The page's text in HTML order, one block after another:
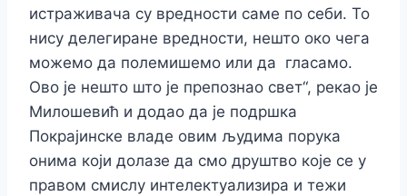
истраживача су вредности саме по себи. То
нису делегиране вредности, нешто око чега
можемо да полемишемо или да гласамо.
Ово је нешто што је препознао свет“, рекао је
Милошевић и додао да је подршка
Покрајинске владе овим људима порука
онима који долазе да смо друштво које се у
правом смислу интелектуализира и тежи